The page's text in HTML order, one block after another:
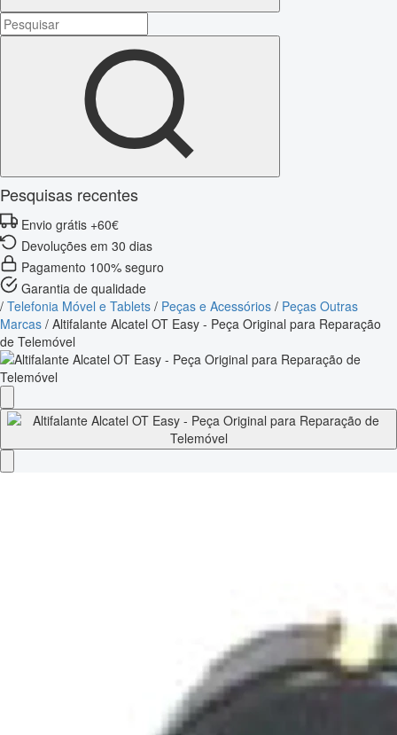
Pesquisas recentes
Envio grátis +60€
Devoluções em 30 dias
Pagamento 100% seguro
Garantia de qualidade
/ Telefonia Móvel e Tablets / Peças e Acessórios / Peças Outras
Marcas / Altifalante Alcatel OT Easy - Peça Original para Reparação
de Telemóvel